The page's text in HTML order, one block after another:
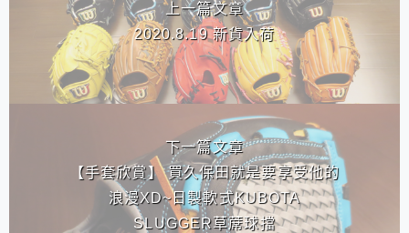
上一篇文章
2020.8.19 新貨入荷
下一篇文章
【手套欣賞】 買久保田就是要享受他的
浪漫XD~日製軟式KUBOTA
SLUGGER草蓆球擋